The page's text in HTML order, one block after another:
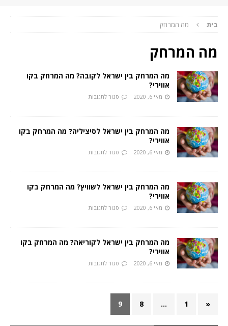
בית מה המרחק
מה המרחק
מה המרחק בין ישראל לקובה? מה המרחק בקו
אווירי?
מאי 6, 2020 סגור לתגובות
מה המרחק בין ישראל לסיציליה? מה המרחק בקו
אווירי?
מאי 6, 2020 סגור לתגובות
מה המרחק בין ישראל לשוויץ? מה המרחק בקו
אווירי?
מאי 6, 2020 סגור לתגובות
מה המרחק בין ישראל לקוריאה? מה המרחק בקו
אווירי?
מאי 6, 2020 סגור לתגובות
«
1
…
8
9